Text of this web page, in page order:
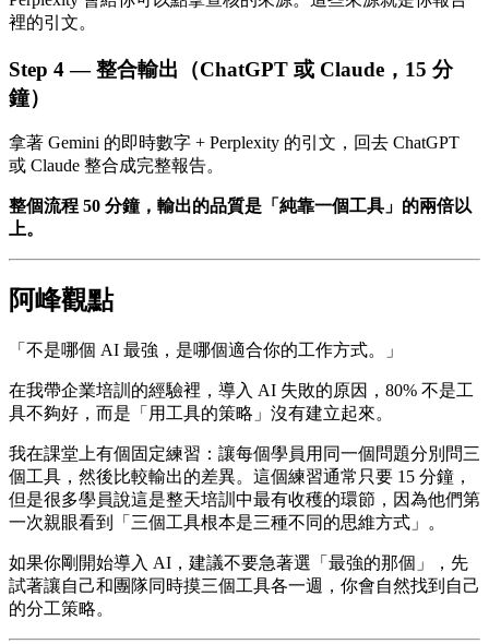
裡的引文。
Step 4 — 整合輸出（ChatGPT 或 Claude，15 分
鐘）
拿著 Gemini 的即時數字 + Perplexity 的引文，回去 ChatGPT
或 Claude 整合成完整報告。
整個流程 50 分鐘，輸出的品質是「純靠一個工具」的兩倍以
上。
阿峰觀點
「不是哪個 AI 最強，是哪個適合你的工作方式。」
在我帶企業培訓的經驗裡，導入 AI 失敗的原因，80% 不是工
具不夠好，而是「用工具的策略」沒有建立起來。
我在課堂上有個固定練習：讓每個學員用同一個問題分別問三
個工具，然後比較輸出的差異。這個練習通常只要 15 分鐘，
但是很多學員說這是整天培訓中最有收穫的環節，因為他們第
一次親眼看到「三個工具根本是三種不同的思維方式」。
如果你剛開始導入 AI，建議不要急著選「最強的那個」，先
試著讓自己和團隊同時摸三個工具各一週，你會自然找到自己
的分工策略。